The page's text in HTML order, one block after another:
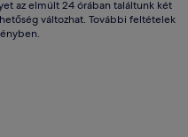
az elmúlt 24 órában találtunk két
változhat. További feltételek